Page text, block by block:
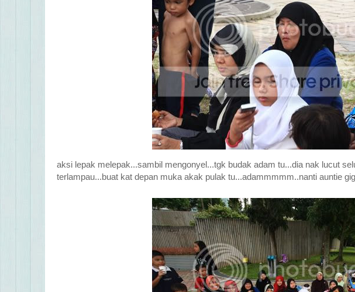
aksi lepak melepak...sambil mengonyel...tgk budak adam tu...dia nak lucut
terlampau...buat kat depan muka akak pulak tu...adammmmm..nanti auntie